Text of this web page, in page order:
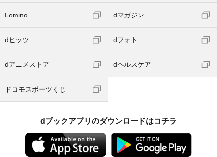
Lemino dマガジン
dヒッツ dフォト
dアニメストア dヘルスケア
ドコモスポーツくじ
dブックアプリのダウンロードはコチラ